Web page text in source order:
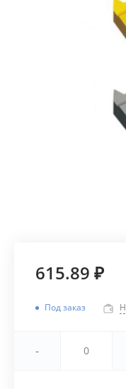
615.89 ₽
Под заказ
-